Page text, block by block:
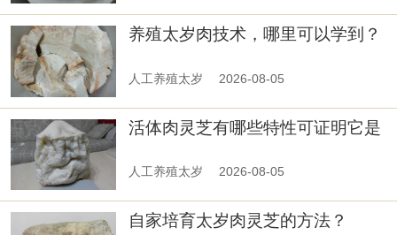
养殖太岁肉技术，哪里可以学到？
人工养殖太岁 2026-08-05
活体肉灵芝有哪些特性可证明它是
人工养殖太岁 2026-08-05
自家培育太岁肉灵芝的方法？